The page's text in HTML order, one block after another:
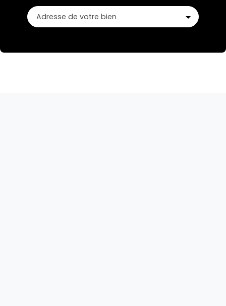
Adresse de votre bien